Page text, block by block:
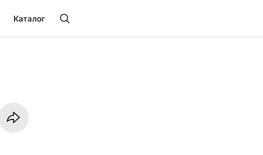
Каталог